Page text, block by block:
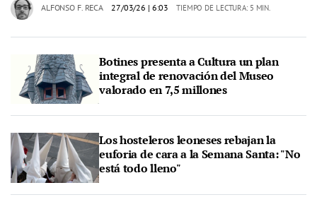
ALFONSO F. RECA 27/03/26 | 6:03 TIEMPO DE LECTURA: 5 MIN.
Botines presenta a Cultura un plan
integral de renovación del Museo
valorado en 7,5 millones
Los hosteleros leoneses rebajan la
euforia de cara a la Semana Santa: "No
está todo lleno"